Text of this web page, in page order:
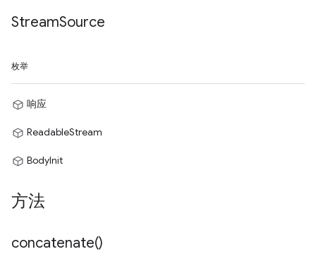
StreamSource
枚举
响应
ReadableStream
BodyInit
方法
concatenate()